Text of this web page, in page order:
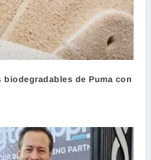
biodegradables de Puma con